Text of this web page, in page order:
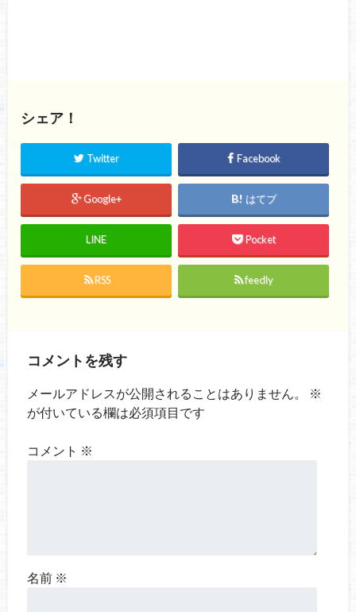
シェア！
Twitter Facebook
Google+ はてブ
LINE Pocket
RSS feedly
コメントを残す
メールアドレスが公開されることはありません。
※
が付いている欄は必須項目です
コメント ※
名前 ※